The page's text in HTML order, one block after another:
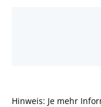
Hinweis: Je mehr